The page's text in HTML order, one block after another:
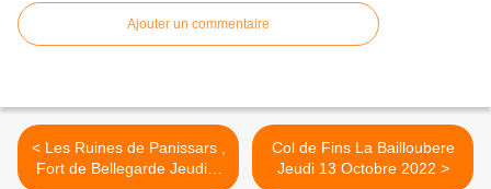
Ajouter un commentaire
< Les Ruines de Panissars ,
Fort de Bellegarde Jeudi 6
Col de Fins La Bailloubere
Jeudi 13 Octobre 2022 >